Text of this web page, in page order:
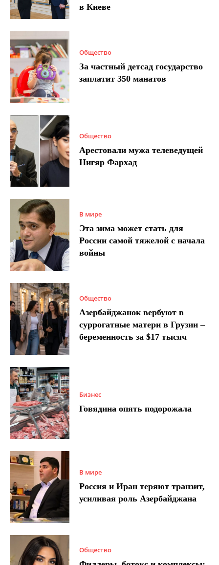
в Киеве
Общество
За частный детсад государство
заплатит 350 манатов
Общество
Арестовали мужа телеведущей
Нигяр Фархад
В мире
Эта зима может стать для
России самой тяжелой с начала
войны
Общество
Азербайджанок вербуют в
суррогатные матери в Грузии –
беременность за $17 тысяч
Бизнес
Говядина опять подорожала
В мире
Россия и Иран теряют транзит,
усиливая роль Азербайджана
Общество